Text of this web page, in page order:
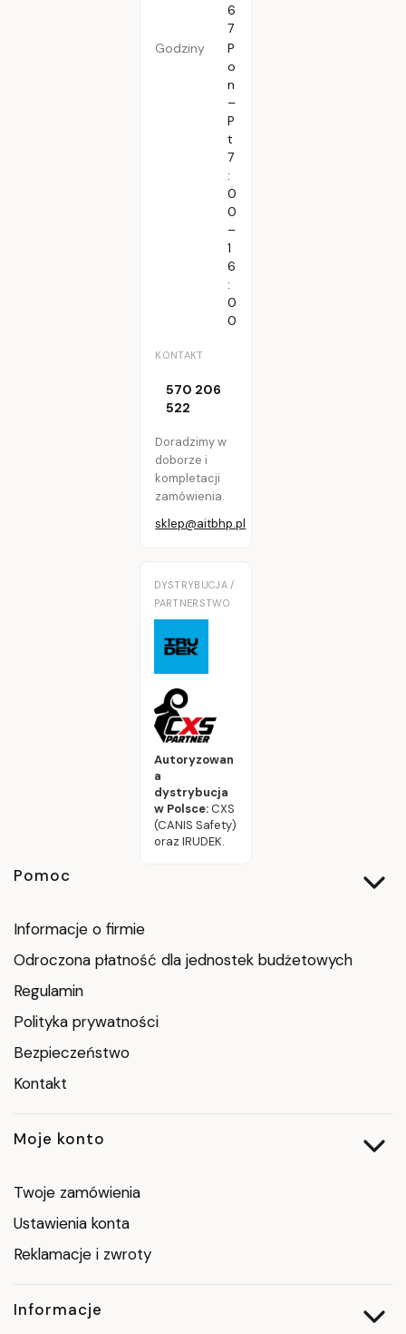
6
7
Godziny
P
o
n
–
P
t
7
:
0
0
–
1
6
:
0
0
KONTAKT
570 206
522
Doradzimy w
doborze i
kompletacji
zamówienia.
sklep@aitbhp.pl
DYSTRYBUCJA /
PARTNERSTWO
Autoryzowan
a
dystrybucja
w Polsce:CXS
(CANIS Safety)
oraz IRUDEK.
Linki w stopce
Pomoc
Informacje o firmie
Odroczona płatność dla jednostek budżetowych
Regulamin
Polityka prywatności
Bezpieczeństwo
Kontakt
Moje konto
Twoje zamówienia
Ustawienia konta
Reklamacje i zwroty
Informacje